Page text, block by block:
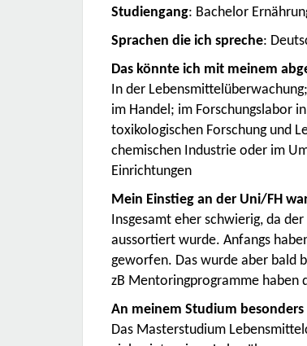
Studiengang: Bachelor
Sprachen die ich spreche:
Das könnte ich mit meinem
In der
im Handel; im Forschungslabor
toxikologischen Forschung und
chemischen Industrie oder im
Einrichtungen
Mein Einstieg an der Uni/FH
Insgesamt eher schwierig, da
aussortiert wurde. Anfangs
geworfen. Das wurde aber bald
zB Mentoringprogramme haben
An meinem Studium
Das Masterstudium